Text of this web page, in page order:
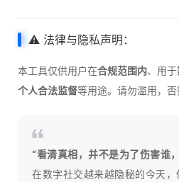
⚠️ 法律与隐私声明：
本工具仅供用户在合规范围内、用于
个人合法监督等用途。请勿滥用，否
“看清真相，并不是为了伤害谁
在数字社交越来越隐秘的今天